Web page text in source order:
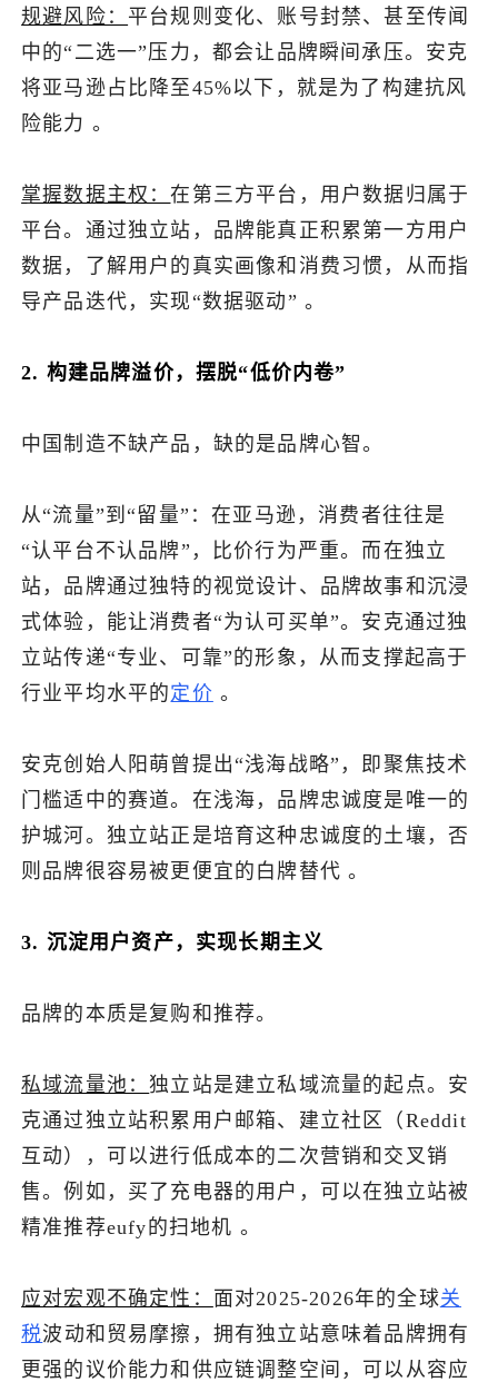
规避风险： 平台规则变化、账号封禁、甚至传闻
中的“二选一”压力，都会让品牌瞬间承压。安克
将亚马逊占比降至45%以下，就是为了构建抗风
险能力 。
掌握数据主权：在第三方平台，用户数据归属于
平台。通过独立站，品牌能真正积累第一方用户
数据，了解用户的真实画像和消费习惯，从而指
导产品迭代，实现“数据驱动” 。
2. 构建品牌溢价，摆脱“低价内卷”
中国制造不缺产品，缺的是品牌心智。
从“流量”到“留量”：在亚马逊，消费者往往是
“认平台不认品牌”，比价行为严重。而在独立
站，品牌通过独特的视觉设计、品牌故事和沉浸
式体验，能让消费者“为认可买单”。安克通过独
立站传递“专业、可靠”的形象，从而支撑起高于
行业平均水平的定价 。
安克创始人阳萌曾提出“浅海战略”，即聚焦技术
门槛适中的赛道。在浅海，品牌忠诚度是唯一的
护城河。独立站正是培育这种忠诚度的土壤，否
则品牌很容易被更便宜的白牌替代 。
3. 沉淀用户资产，实现长期主义
品牌的本质是复购和推荐。
私域流量池：独立站是建立私域流量的起点。安
克通过独立站积累用户邮箱、建立社区（Reddit
互动），可以进行低成本的二次营销和交叉销
售。例如，买了充电器的用户，可以在独立站被
精准推荐eufy的扫地机 。
应对宏观不确定性： 面对2025-2026年的全球关
税波动和贸易摩擦，拥有独立站意味着品牌拥有
更强的议价能力和供应链调整空间，可以从容应